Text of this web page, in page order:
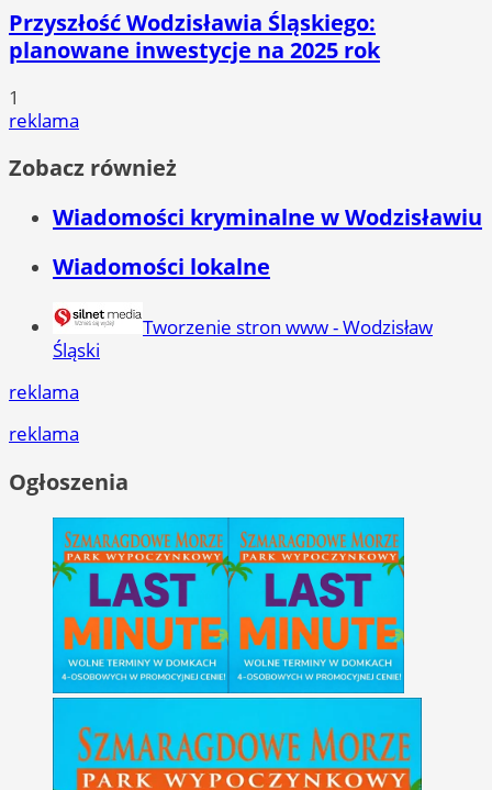
Przyszłość Wodzisławia Śląskiego:
planowane inwestycje na 2025 rok
1
reklama
Zobacz również
Wiadomości kryminalne w Wodzisławiu
Wiadomości lokalne
Tworzenie stron www - Wodzisław
Śląski
reklama
reklama
Ogłoszenia